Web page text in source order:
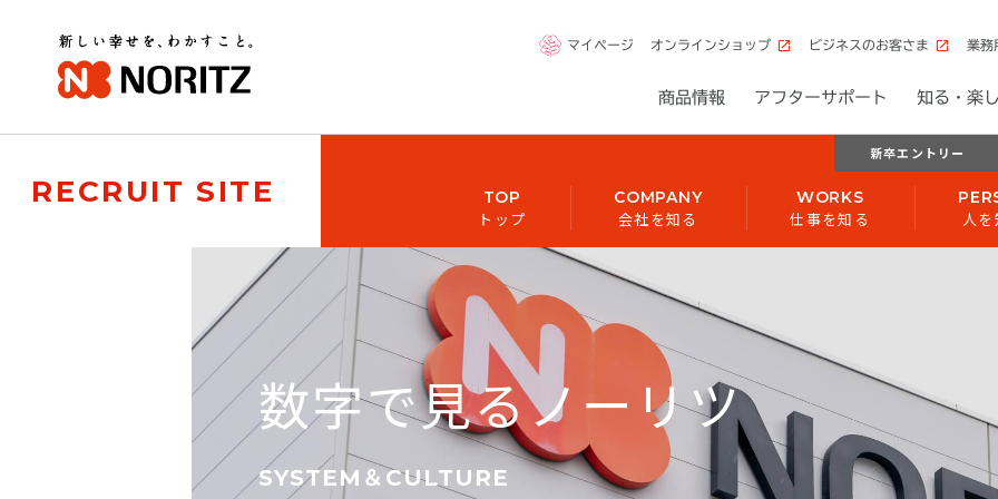
マイページ オンラインショップ ビジネスのお客さま 業務
商品情報 アフターサポート 知る・楽
RECRUIT SITE
新卒エントリー
TOP
トップ
COMPANY
会社を知る
WORKS
仕事を知る 人
数字で見るノーリツ
SYSTEM＆CULTURE